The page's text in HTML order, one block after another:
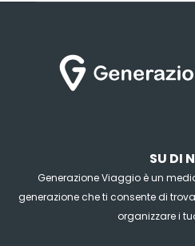
SU DI
Generazione Viaggio è un
generazione che ti consente di
organizzare i